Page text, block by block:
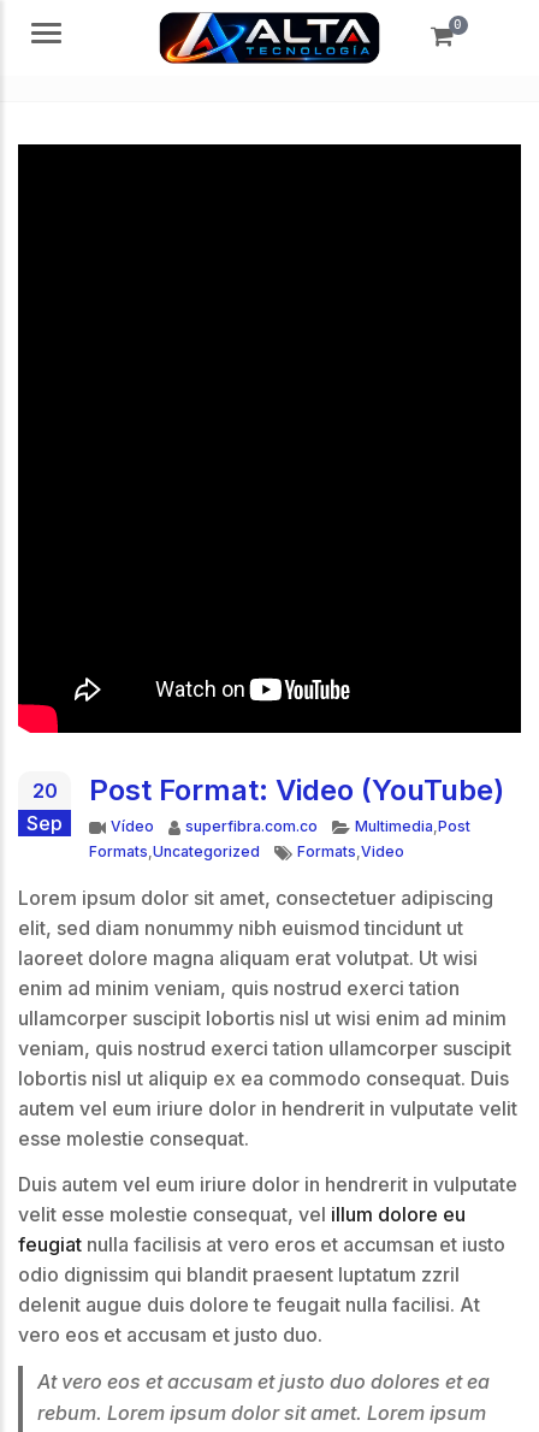
Menú 0
20
Sep
Post Format: Video (YouTube)
Formato
Vídeo Autor
superfibra.com.co Categorías
Multimedia,Post
Formats,Uncategorized Etiquetas
Formats,Video
Lorem ipsum dolor sit amet, consectetuer adipiscing
elit, sed diam nonummy nibh euismod tincidunt ut
laoreet dolore magna aliquam erat volutpat. Ut wisi
enim ad minim veniam, quis nostrud exerci tation
ullamcorper suscipit lobortis nisl ut wisi enim ad minim
veniam, quis nostrud exerci tation ullamcorper suscipit
lobortis nisl ut aliquip ex ea commodo consequat. Duis
autem vel eum iriure dolor in hendrerit in vulputate velit
esse molestie consequat.
Duis autem vel eum iriure dolor in hendrerit in vulputate
velit esse molestie consequat, vel illum dolore eu
feugiat nulla facilisis at vero eros et accumsan et iusto
odio dignissim qui blandit praesent luptatum zzril
delenit augue duis dolore te feugait nulla facilisi. At
vero eos et accusam et justo duo.
At vero eos et accusam et justo duo dolores et ea
rebum. Lorem ipsum dolor sit amet. Lorem ipsum